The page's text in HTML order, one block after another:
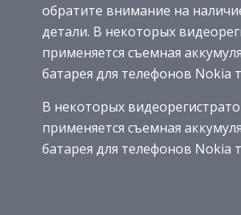
обратите внимание на
детали. В некоторых
применяется съемная
батарея для телефонов Nokia
В некоторых
применяется съемная
батарея для телефонов Nokia